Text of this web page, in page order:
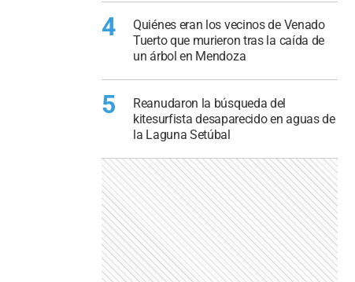
4
Quiénes eran los vecinos de Venado
Tuerto que murieron tras la caída de
un árbol en Mendoza
5
Reanudaron la búsqueda del
kitesurfista desaparecido en aguas de
la Laguna Setúbal